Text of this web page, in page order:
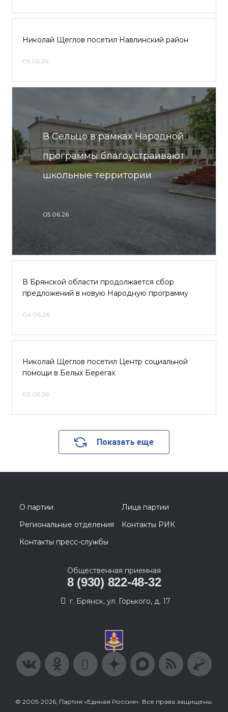
Николай Щеглов посетил Навлинский район
05.06.26
В Сельцо в рамках Народной
программы благоустраивают
школьные территории
05.06.26
В Брянской области продолжается сбор
предложений в новую Народную программу
04.06.26
Николай Щеглов посетил Центр социальной
помощи в Белых Берегах
03.06.26
Показать еще
О партии
Лица партии
Региональные отделения
Контакты РИК
Контакты пресс-службы
Общественная приемная
8 (930) 822-48-32
г. Брянск, ул. Горького, д. 17
© 2005-2026, Партия «Единая Россия». Все права защищены.